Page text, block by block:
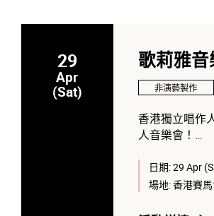
29
Apr
(Sat)
歌莉雅音
非演藝製作
香港獨立唱作
人音樂會！
人。出道時
部獨立電影
日期:29 Apr
場地:香港賽